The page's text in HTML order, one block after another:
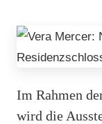
Im Rahmen
wird die